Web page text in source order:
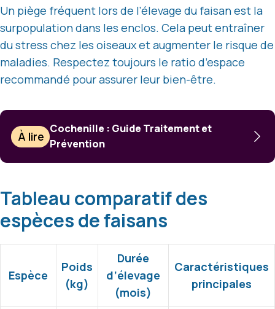
Un piège fréquent lors de l’élevage du faisan est la
surpopulation dans les enclos. Cela peut entraîner
du stress chez les oiseaux et augmenter le risque de
maladies. Respectez toujours le ratio d’espace
recommandé pour assurer leur bien-être.
À lire
Cochenille : Guide Traitement et
Prévention
Tableau comparatif des
espèces de faisans
Espèce
Poids
(kg)
Durée
d’élevage
(mois)
Caractéristiques
principales